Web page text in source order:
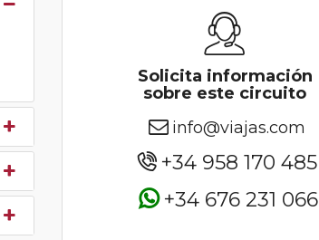
Solicita información
sobre este circuito
info@viajas.com
+34 958 170 485
+34 676 231 066